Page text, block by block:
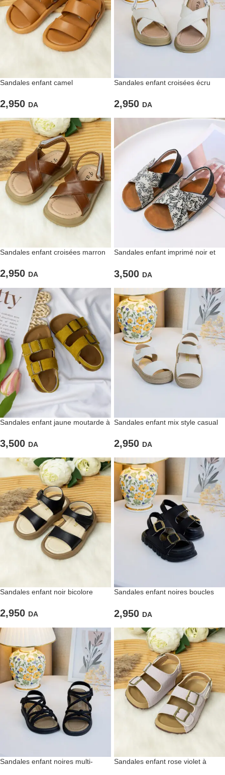
Sandales enfant camel
2,950 DA
Sandales enfant croisées écru
2,950 DA
Sandales enfant croisées marron
2,950 DA
Sandales enfant imprimé noir et
3,500 DA
Sandales enfant jaune moutarde à
3,500 DA
Sandales enfant mix style casual
2,950 DA
Sandales enfant noir bicolore
2,950 DA
Sandales enfant noires boucles
2,950 DA
Sandales enfant noires multi-
Sandales enfant rose violet à